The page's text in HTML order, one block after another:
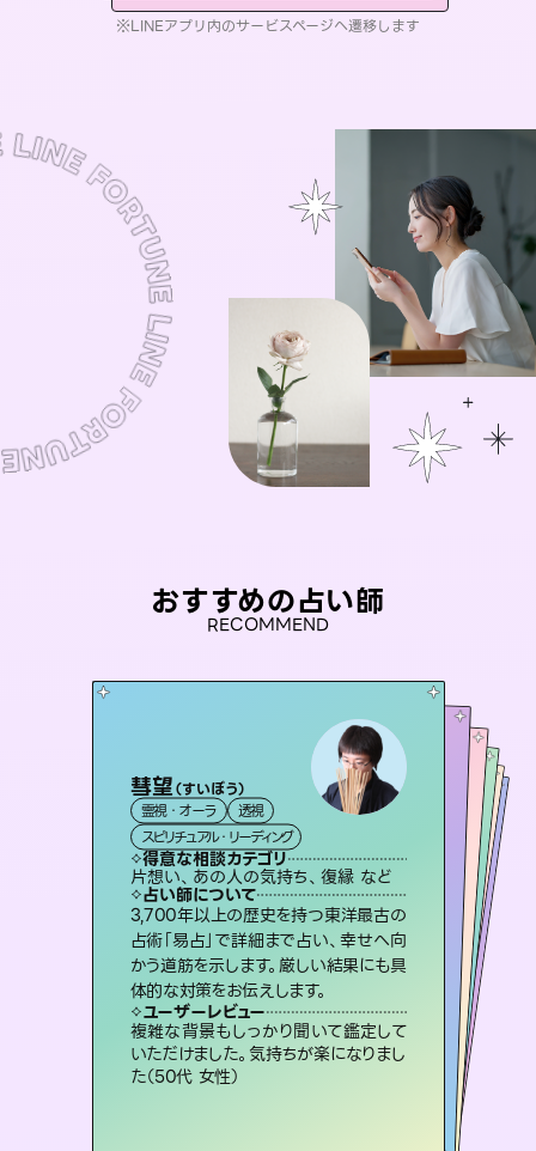
※LINEアプリ内のサービスページへ遷移します
おすすめの占い師
RECOMMEND
彗望（すいぼう）
霊視・オーラ
透視
スピリチュアル・リーディング
得意な相談カテゴリ
片想い、あの人の気持ち、復縁 など
占い師について
3,700年以上の歴史を持つ東洋最古の
占術「易占」で詳細まで占い、幸せへ向
かう道筋を示します。厳しい結果にも具
体的な対策をお伝えします。
ユーザーレビュー
複雑な背景もしっかり聞いて鑑定して
いただけました。気持ちが楽になりまし
た（50代 女性）
アイリス -iris-
西洋占星術 タロット
ルーン
得意な相談カテゴリ
恋愛総合、片想い、二人の未来 など
占い師について
復縁、恋愛、不倫の行方、同性愛や片
思い、仕事関係や借金問題まで知りた
いことや心の負担になっていることを
紐解き、背中をそっと押して導きます。
ユーザーレビュー
安心感のあり、言い切ってくれる所や濁
さない鑑定のおかげで、毎回自分の気
持ちを整えられます（30代 男性）
桃源珠羽 とうげんみう）
霊視・オーラ
スピリチュアル・リーディング
得意な相談カテゴリ
片想い、あの人の気持ち、復縁 など
占い師について
恋愛のお悩みの中でも特に「曖昧な関
係」の相談を得意としており、友達以上
恋人未満なお相手との今後や本音を丁
寧に読み解き恋愛成就へと導きます。
ユーザーレビュー
鑑定していただいてアドバイス通りに行
動すると仲が復活してきました。ありが
とうございました（40代 女性）
セラピスト理恵
霊視・オーラ
スピリチュアル・リーディング
得意な相談カテゴリ
片想い、二人の未来、年の差 など
占い師について
連絡再開、復縁、成就などの報告実績多数。セラピストとして2万超の施術経験があるからこそできる鑑定で、より良い未来をサポートします。
ユーザーレビュー
とても心温まる鑑定でした。しかもこち
らは何も言っていないのに視えていらっ
しゃるんだなと驚きです（30代女性）
おう 霊感オラクル
霊視・オーラ
オラクルカード
得意な相談カテゴリ
恋愛総合、あの人の気持ち など
占い師について
霊視×オラクルカードを使って「今」と
「未来」そして「気になるあの人の気持
ち」まで丁寧に読み解き、恋や人生のヒ
ントを優しく引き出します。
ユーザーレビュー
不安な気持ちが嘘みたいに晴れまし
た…！よく視えていらっしゃるんだなと
感じました（40代 女性）
未来視師＊花
霊視・オーラ 心理学
スピリチュアル・リーディング
得意な相談カテゴリ
出逢い、片想い、復縁 など
占い師について
未来には何パターンもの選択肢があり
ます。不安で視えにくくなっているあな
たの素敵な未来を見つけ、その未来を
選択できるようアドバイスします。
ユーザーレビュー
職場の人の性質や人間関係、本心など
本当によく視えていてびっくり。対策が
打てて前向きになれます（40代）